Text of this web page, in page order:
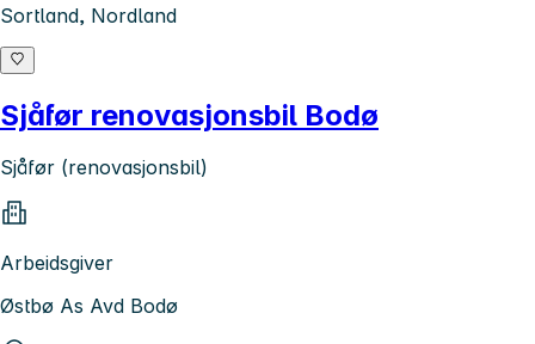
Sortland, Nordland
Sjåfør renovasjonsbil Bodø
Sjåfør (renovasjonsbil)
Arbeidsgiver
Østbø As Avd Bodø